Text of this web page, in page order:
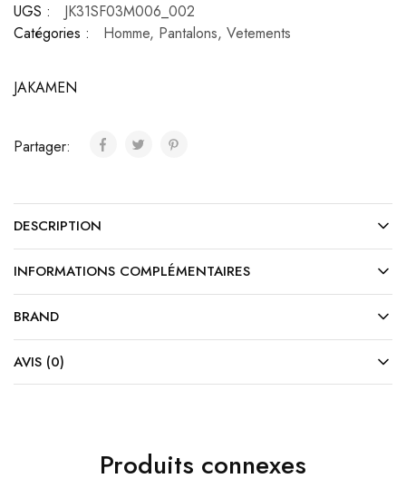
UGS :
JK31SF03M006_002
Catégories :
Homme, Pantalons, Vetements
JAKAMEN
Partager:
DESCRIPTION
INFORMATIONS COMPLÉMENTAIRES
BRAND
AVIS (0)
Produits connexes